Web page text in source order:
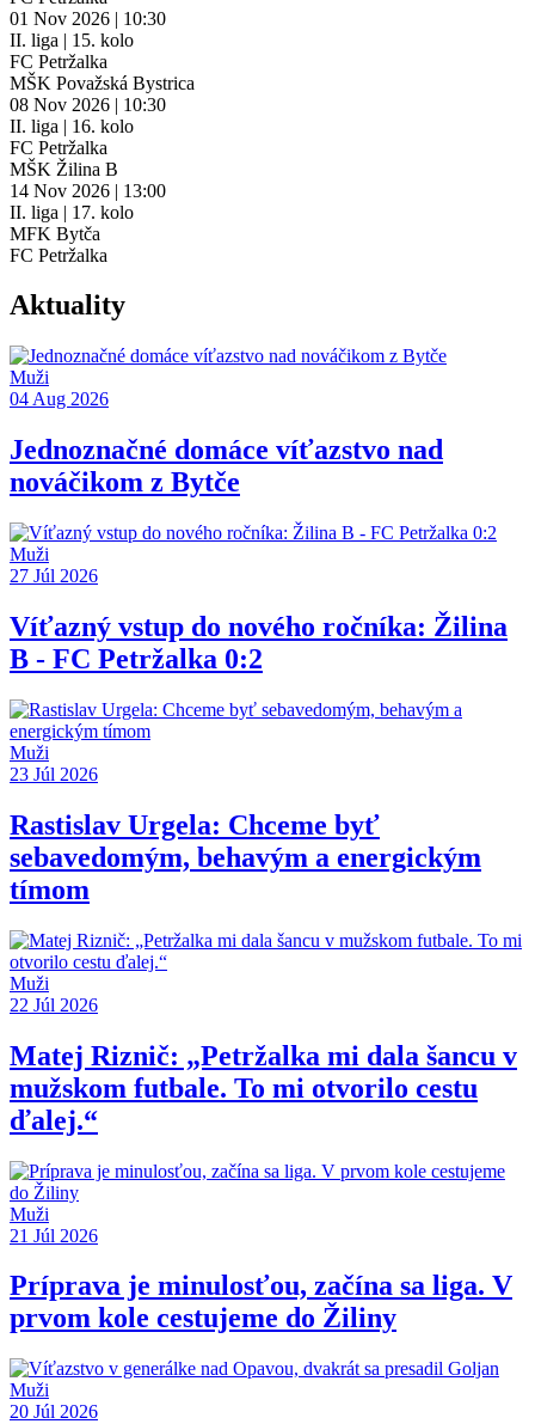
01 Nov 2026 | 10:30
II. liga | 15. kolo
FC Petržalka
MŠK Považská Bystrica
08 Nov 2026 | 10:30
II. liga | 16. kolo
FC Petržalka
MŠK Žilina B
14 Nov 2026 | 13:00
II. liga | 17. kolo
MFK Bytča
FC Petržalka
Aktuality
Muži
04 Aug 2026
Jednoznačné domáce víťazstvo nad
nováčikom z Bytče
Muži
27 Júl 2026
Víťazný vstup do nového ročníka: Žilina
B - FC Petržalka 0:2
Muži
23 Júl 2026
Rastislav Urgela: Chceme byť
sebavedomým, behavým a energickým
tímom
Muži
22 Júl 2026
Matej Riznič: „Petržalka mi dala šancu v
mužskom futbale. To mi otvorilo cestu
ďalej.“
Muži
21 Júl 2026
Príprava je minulosťou, začína sa liga. V
prvom kole cestujeme do Žiliny
Muži
20 Júl 2026